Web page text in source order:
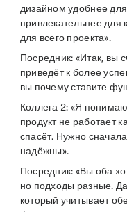
дизайном удобнее
привлекательнее для
для всего проекта».
Посредник: «Итак, вы
приведёт к более
вы почему ставите
Коллега 2: «Я
продукт не работает
спасёт. Нужно
надёжны».
Посредник: «Вы оба
но подходы разные.
который учитывает